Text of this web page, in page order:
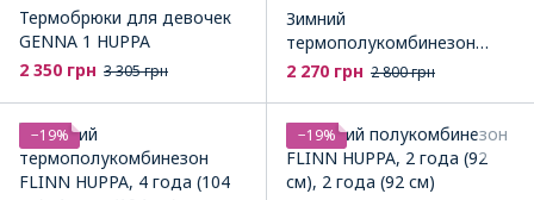
Термобрюки для девочек
GENNA 1 HUPPA
2 350 грн 3 305 грн
Зимний
термополукомбинезон
FLINN HUPPA
2 270 грн 2 800 грн
−19% −19%